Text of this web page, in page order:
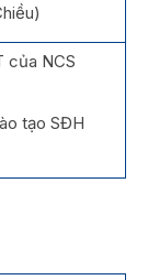
của NCS
tạo SĐH